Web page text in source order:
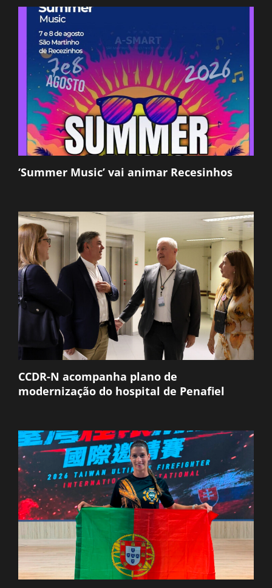
‘Summer Music’ vai animar Recesinhos
CCDR-N acompanha plano de
modernização do hospital de Penafiel